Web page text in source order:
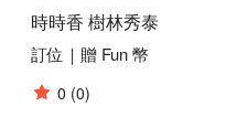
時時香 樹林秀泰
訂位｜贈 Fun 幣
0 (0)